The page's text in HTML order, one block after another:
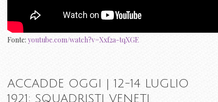
Fonte: youtube.com/watch?v=Xxf2a-tqXGE
ACCADDE OGGI | 12-14 LUGLIO
1921: SQUADRISTI VENETI